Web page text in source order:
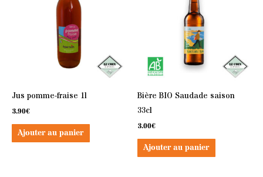
Jus pomme-fraise 1l
3.90€
Ajouter au panier
Bière BIO Saudade saison
33cl
3.00€
Ajouter au panier